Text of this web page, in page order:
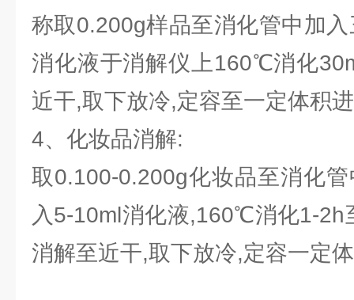
称取0.200g样品至消化管中加
消化液于消解仪上160℃消化
近干,取下放冷,定容至一定体积
4、化妆品消解:
取0.100-0.200g化妆品至消化
入5-10ml消化液,160℃消化1-
消解至近干,取下放冷,定容一定